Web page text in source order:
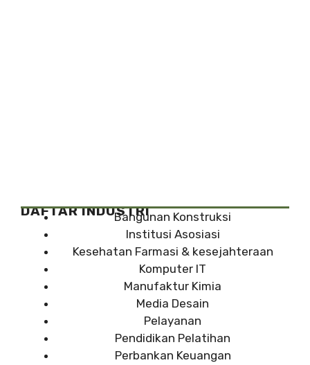
DAFTAR INDUSTRIBangunan Konstruksi
Institusi Asosiasi
Kesehatan Farmasi & kesejahteraan
Komputer IT
Manufaktur Kimia
Media Desain
Pelayanan
Pendidikan Pelatihan
Perbankan Keuangan